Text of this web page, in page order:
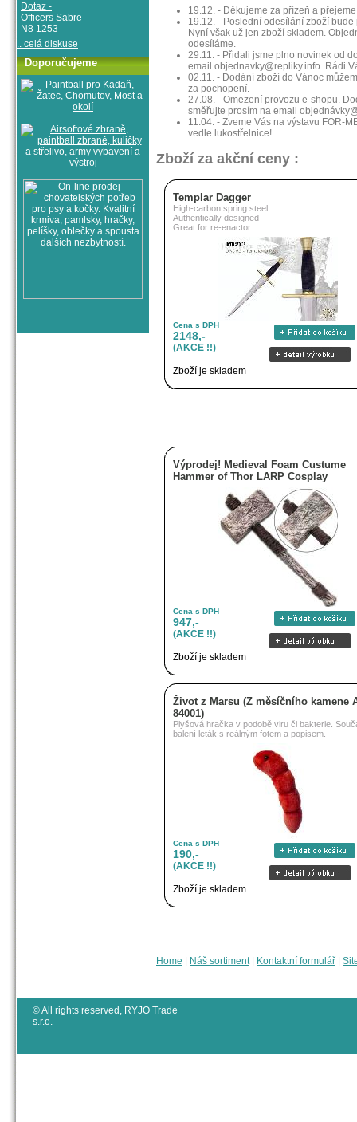
19.12. - Děkujeme za přízeň a
19.12. - Poslední odesílání zboží
Nyní však už jen zboží skladem.
odesíláme.
29.11. - Přidali jsme plno novinek od
email objednavky@repliky.info. Rádi
02.11. - Dodání zboží do Vánoc
za pochopení.
27.08. - Omezení provozu e-shopu.
směřujte prosím na email
11.04. - Zveme Vás na výstavu FOR-
vedle lukostřelnice!
Zboží za akční ceny :
Templar Dagger
High-carbon spring steel
Authentically designed
Great for re-enactor
Cena s DPH
2148,-
(AKCE !!)
Zboží je skladem
Výprodej! Medieval Foam Custume
Hammer of Thor LARP Cosplay
Cena s DPH
947,-
(AKCE !!)
Zboží je skladem
Život z Marsu (Z měsíčního kamene
84001)
Plyšová hračka v podobě viru či bakterie.
balení leták s reálným fotem a popisem.
Cena s DPH
190,-
(AKCE !!)
Zboží je skladem
Home | Náš sortiment| Kontaktní formulář |
Dotaz -
Officers Sabre
N8 1253
.. celá diskuse
Doporučujeme
© All rights reserved, RYJO Trade
s.r.o.